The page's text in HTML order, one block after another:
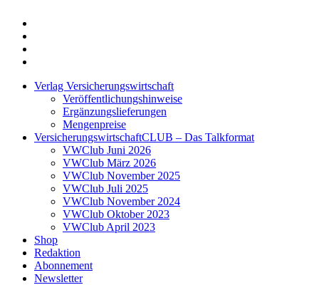
Verlag Versicherungswirtschaft
Veröffentlichungshinweise
Ergänzungslieferungen
Mengenpreise
VersicherungswirtschaftCLUB – Das Talkformat
VWClub Juni 2026
VWClub März 2026
VWClub November 2025
VWClub Juli 2025
VWClub November 2024
VWClub Oktober 2023
VWClub April 2023
Shop
Redaktion
Abonnement
Newsletter